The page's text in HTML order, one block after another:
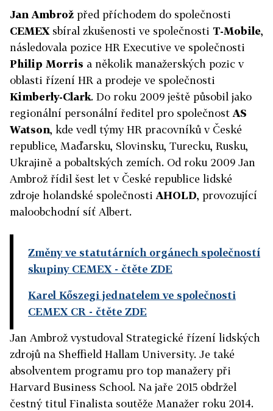
Jan Ambrož před příchodem do společnosti
CEMEX sbíral zkušenosti ve společnosti T-Mobile,
následovala pozice HR Executive ve společnosti
Philip Morris a několik manažerských pozic v
oblasti řízení HR a prodeje ve společnosti
Kimberly-Clark. Do roku 2009 ještě působil jako
regionální personální ředitel pro společnost AS
Watson, kde vedl týmy HR pracovníků v České
republice, Maďarsku, Slovinsku, Turecku, Rusku,
Ukrajině a pobaltských zemích. Od roku 2009 Jan
Ambrož řídil šest let v České republice lidské
zdroje holandské společnosti AHOLD, provozující
maloobchodní síť Albert.
Změny ve statutárních orgánech společností
skupiny CEMEX - čtěte ZDE
Karel Kőszegi jednatelem ve společnosti
CEMEX CR - čtěte ZDE
Jan Ambrož vystudoval Strategické řízení lidských
zdrojů na Sheffield Hallam University. Je také
absolventem programu pro top manažery při
Harvard Business School. Na jaře 2015 obdržel
čestný titul Finalista soutěže Manažer roku 2014.